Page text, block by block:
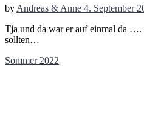
by Andreas & Anne 4. September
Tja und da war er auf einmal da ….
sollten…
Sommer 2022